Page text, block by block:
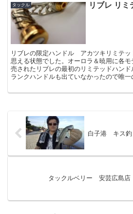
タックル リブレ リミ
リブレの限定ハンドル アカツキリミテッ
思える状態でした。オーロラ＆暁用に各
売されたリブレの最初のリミテッドハン
ランクハンドルも出ていなかったので唯
白子港 キス釣
タックルベリー 安芸広島店